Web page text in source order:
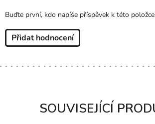
SOUVISEJÍCÍ
Buďte první, kdo napíše příspěvek k této
Přidat hodnocení